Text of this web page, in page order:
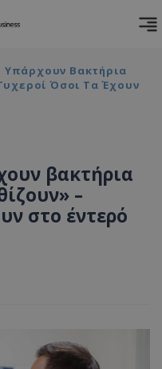
Βακτήρια
Όσοι Τα Έχουν
βακτήρια
–
στο έντερό